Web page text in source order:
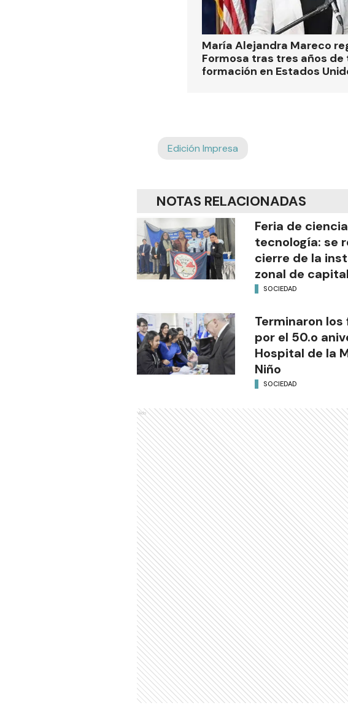
María Alejandra Mareco
Formosa tras tres años
formación en Estados
Edición Impresa
NOTAS RELACIONADAS
Feria de
tecnología: se
cierre de la
zonal de capital
SOCIEDAD
Terminaron
por el 50.o
Hospital de la
Niño
SOCIEDAD
Ads